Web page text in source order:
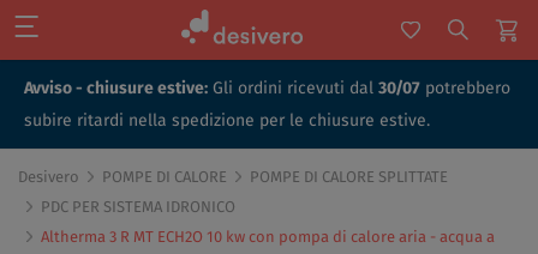
Avviso - chiusure estive: Gli ordini ricevuti dal 30/07 potrebbero
subire ritardi nella spedizione per le chiusure estive.
Desivero POMPE DI CALORE
POMPE DI CALORE SPLITTATE
PDC PER SISTEMA IDRONICO
Altherma 3 R MT ECH2O 10 kw con pompa di calore aria - acqua a